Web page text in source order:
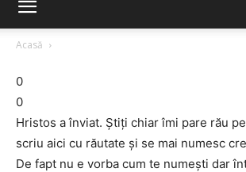
Acasă
0
0
Hristos a înviat. Ştiţi chiar îmi pare rău
scriu aici cu răutate şi se mai numesc
De fapt nu e vorba cum te numeşti dar